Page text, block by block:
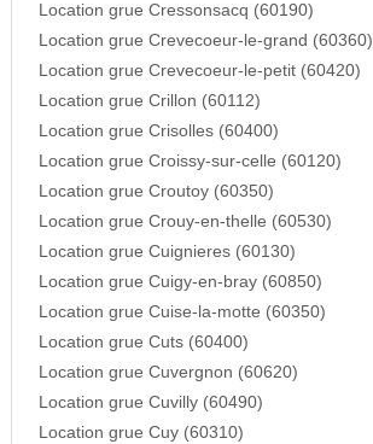
Location grue Cressonsacq (60190)
Location grue Crevecoeur-le-grand (60360)
Location grue Crevecoeur-le-petit (60420)
Location grue Crillon (60112)
Location grue Crisolles (60400)
Location grue Croissy-sur-celle (60120)
Location grue Croutoy (60350)
Location grue Crouy-en-thelle (60530)
Location grue Cuignieres (60130)
Location grue Cuigy-en-bray (60850)
Location grue Cuise-la-motte (60350)
Location grue Cuts (60400)
Location grue Cuvergnon (60620)
Location grue Cuvilly (60490)
Location grue Cuy (60310)